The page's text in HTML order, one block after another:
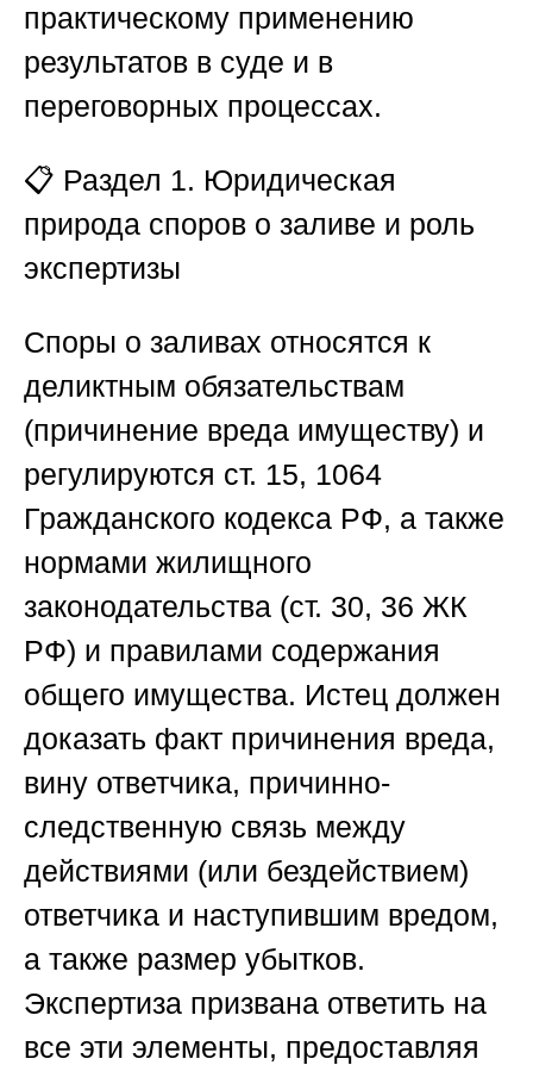
практическому применению
результатов в суде и в
переговорных процессах.
📋 Раздел 1. Юридическая
природа споров о заливе и роль
экспертизы
Споры о заливах относятся к
деликтным обязательствам
(причинение вреда имуществу) и
регулируются ст. 15, 1064
Гражданского кодекса РФ, а также
нормами жилищного
законодательства (ст. 30, 36 ЖК
РФ) и правилами содержания
общего имущества. Истец должен
доказать факт причинения вреда,
вину ответчика, причинно-
следственную связь между
действиями (или бездействием)
ответчика и наступившим вредом,
а также размер убытков.
Экспертиза призвана ответить на
все эти элементы, предоставляя